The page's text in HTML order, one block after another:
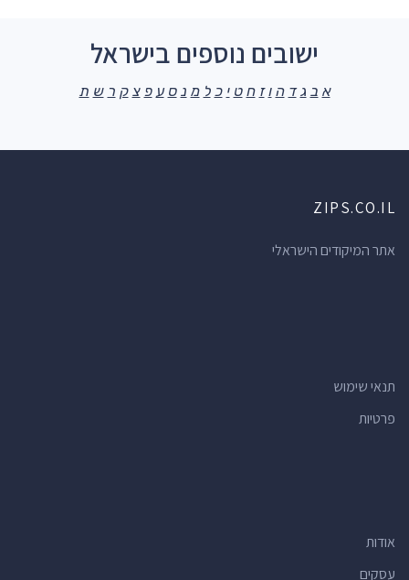
ישובים נוספים בישראל
א ב ג ד ה ו ז ח ט י כ ל מ נ ס ע פ צ ק ר ש ת
ZIPS.CO.IL
אתר המיקודים הישראלי
תנאי שימוש
פרטיות
אודות
עסקים